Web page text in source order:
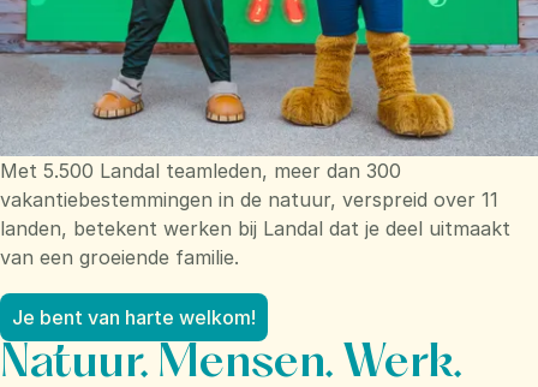
Met 5.500 Landal teamleden, meer dan 300
vakantiebestemmingen in de natuur, verspreid over 11
landen, betekent werken bij Landal dat je deel uitmaakt
van een groeiende familie.
Je bent van harte welkom!
Natuur. Mensen. Werk.